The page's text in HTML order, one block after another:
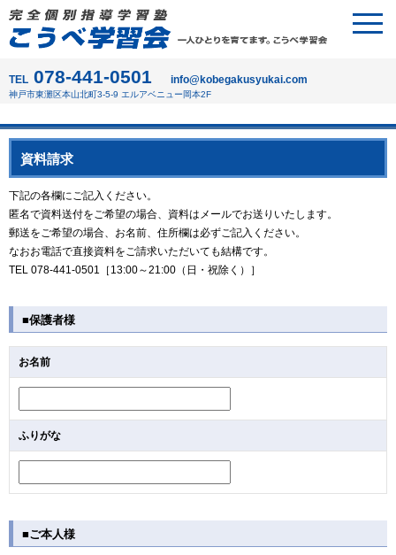
TEL 078-441-0501 info@kobegakusyukai.com
神戸市東灘区本山北町3-5-9 エルアベニュー岡本2F
資料請求
下記の各欄にご記入ください。
匿名で資料送付をご希望の場合、資料はメールでお送りいたします。
郵送をご希望の場合、お名前、住所欄は必ずご記入ください。
なおお電話で直接資料をご請求いただいても結構です。
TEL 078-441-0501［13:00～21:00（日・祝除く）］
■保護者様
お名前
ふりがな
■ご本人様